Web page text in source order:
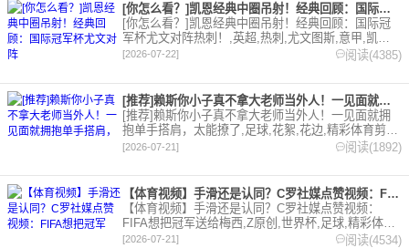
[你怎么看？]凯恩经典中圈吊射！经典回顾：国际冠军杯尤文对阵
[你怎么看？]凯恩经典中圈吊射！经典回顾：国际冠
军杯尤文对阵热刺！,英超,热刺,尤文图斯,意甲,凯恩,
德甲,拜仁慕尼黑,C罗,利雅得胜利,足球,精彩体育剪辑
锦,录像。
[2026-07-22] 阅读(4385)
[推荐]赖斯你小子真不拿大老师当外人！一见面就拥抱单手搭肩，
[推荐]赖斯你小子真不拿大老师当外人！一见面就拥
抱单手搭肩，太能撩了,足球,花絮,花边,精彩体育剪辑
视频在线播放。本站提供最全的篮球视频足球视频,集
[2026-07-21] 阅读(1892)
【体育视频】手滑还是认同？C罗社媒点赞视频：FIFA想把冠军
【体育视频】手滑还是认同？C罗社媒点赞视频：
FIFA想把冠军送给梅西,Z原创,世界杯,足球,精彩体育
剪辑视频在线播放。本站提供最全的篮球视频足球视
[2026-07-21] 阅读(4534)